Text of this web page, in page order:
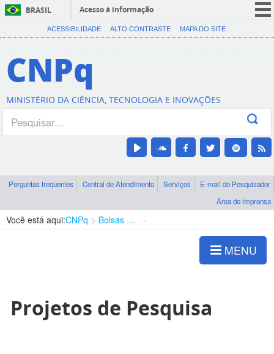
BRASIL
Acesso à informação
CORONAVÍRUS (COVID-19)
Canais
ACESSIBILIDADE ALTO CONTRASTE MAPA DO SITE
CNPq
MINISTÉRIO DA CIÊNCIA, TECNOLOGIA E INOVAÇÕES
Perguntas frequentes Central de Atendimento Serviços
E-mail do Pesquisador
Área de imprensa
Você está aqui:CNPq Bolsas e Auxílios Vigentes
MENU
Projetos de Pesquisa